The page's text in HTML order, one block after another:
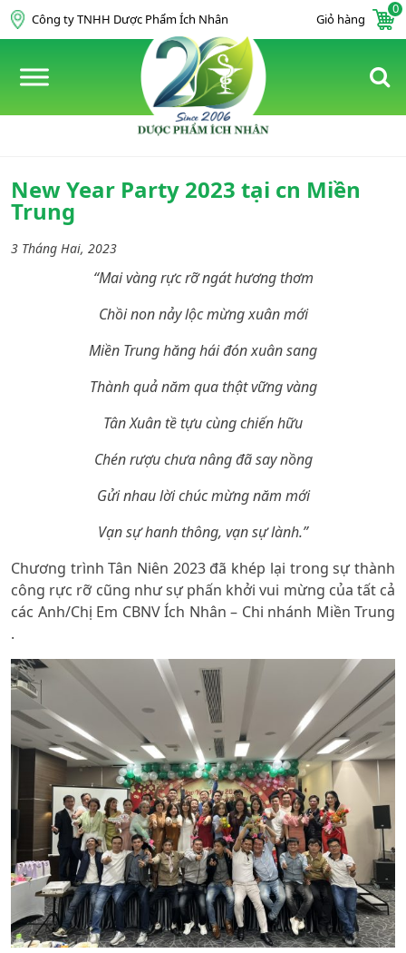
Skip to content
Công ty TNHH Dược Phẩm Ích Nhân Giỏ hàng
0
New Year Party 2023 tại cn Miền
Trung
3 Tháng Hai, 2023
“Mai vàng rực rỡ ngát hương thơm
Chồi non nảy lộc mừng xuân mới
Miền Trung hăng hái đón xuân sang
Thành quả năm qua thật vững vàng
Tân Xuân tề tựu cùng chiến hữu
Chén rượu chưa nâng đã say nồng
Gửi nhau lời chúc mừng năm mới
Vạn sự hanh thông, vạn sự lành.”
Chương trình Tân Niên 2023 đã khép lại trong sự thành
công rực rỡ cũng như sự phấn khởi vui mừng của tất cả
các Anh/Chị Em CBNV Ích Nhân – Chi nhánh Miền Trung
.